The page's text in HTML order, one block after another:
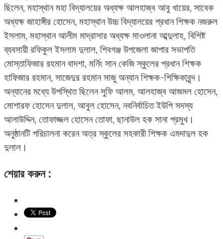
ছিলেন, মহাস্থান মহা বিদ্যালয়ের অধ্যক্ষ আলহাজ্ব আবু খায়ের, সাবেক
অধ্যক্ষ জাহাঙ্গীর হোসেন, মহাস্থান উচ্চ বিদ্যালয়ের প্রধান শিক্ষক নজরুল
ইসলাম, মহাস্থান আলীম মাদ্রাসার অধ্যক্ষ মাওলানা আব্দুলাহ, বিশিষ্ট
ব্যবসায়ী রফিকুল ইসলাম দুলাল, শিবগঞ্জ উপজেলা জাপার সভাপতি
মোস্তাফিজার রহমান বাদশা, মর্নিং সান কেজি স্কুলের প্রধান শিক্ষক
হাফিজার রহমান, সাজেদুর রহমান সাজু অন্যান শিক্ষক-শিক্ষিকাবৃন্দ।
অন্যানের মধ্যে উপস্থিত ছিলেন সুফি আলম, আলহাজ্ব আজমল হোসেন,
মোশারফ হোসেন দুলাল, আবুল হোসেন, নবনির্বাচিত ইউপি সদস্য
আলাউদ্দিন, তোফাজ্জল হোসেন তোফা, ছানাউল হক সানা প্রমুখ।
অনুষ্ঠানটি পরিচালনা করেন অত্র স্কুলের সহকারী শিক্ষক এমদাদুল হক
দুলাল।
শেয়ার করুন :